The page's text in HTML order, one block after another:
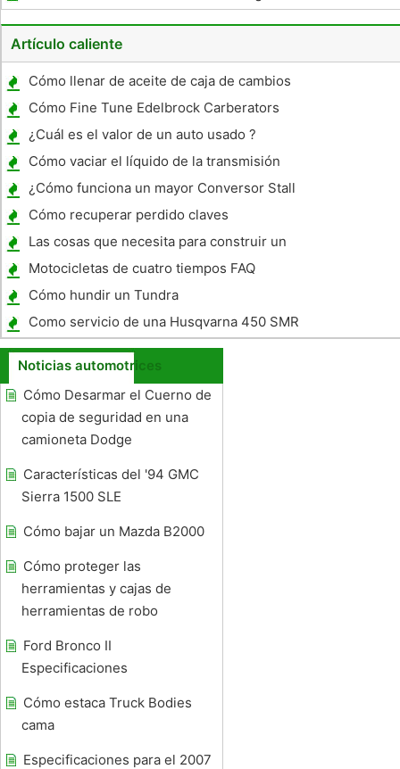
Artículo caliente
Cómo llenar de aceite de caja de cambios
Cómo Fine Tune Edelbrock Carberators
¿Cuál es el valor de un auto usado ?
Cómo vaciar el líquido de la transmisión
¿Cómo funciona un mayor Conversor Stall
afecta rendimiento de la gasolina ?
Cómo recuperar perdido claves
Las cosas que necesita para construir un
remolque de un camión
Motocicletas de cuatro tiempos FAQ
Cómo hundir un Tundra
Como servicio de una Husqvarna 450 SMR
2008 Backfire pantalla
Noticias automotrices
Cómo Desarmar el Cuerno de
copia de seguridad en una
camioneta Dodge
Características del '94 GMC
Sierra 1500 SLE
Cómo bajar un Mazda B2000
Cómo proteger las
herramientas y cajas de
herramientas de robo
Ford Bronco II
Especificaciones
Cómo estaca Truck Bodies
cama
Especificaciones para el 2007